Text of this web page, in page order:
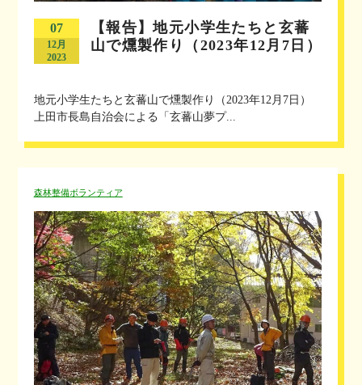
07
12月
2023
【報告】地元小学生たちと玄蕃
山で燻製作り（2023年12月7日）
地元小学生たちと玄蕃山で燻製作り（2023年12月7日）
上田市長島自治会による「玄蕃山夢プ...
森林整備ボランティア